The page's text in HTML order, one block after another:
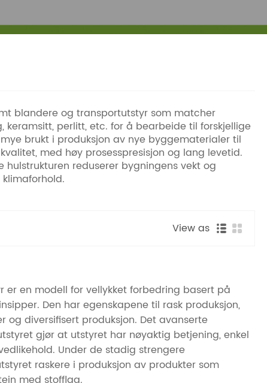
blandere og transportutstyr som matcher
keramsitt, perlitt, etc. for å bearbeide til forskjellige
brukt i produksjon av nye byggematerialer til
med høy prosesspresisjon og lang levetid.
reduserer bygningens vekt og
View as
er en modell for vellykket forbedring basert på
Den har egenskapene til rask produksjon,
og diversifisert produksjon. Det avanserte
gjør at utstyret har nøyaktig betjening, enkel
Under de stadig strengere
raskere i produksjon av produkter som